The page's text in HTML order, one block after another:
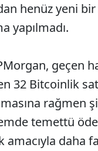
henüz yeni
yapılmadı.
geçen
32 Bitcoinlik
rağmen
temettü
amacıyla daha